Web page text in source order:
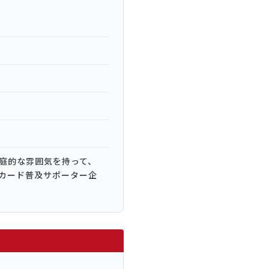
な雰囲気を持って、
ード普及サポーター企